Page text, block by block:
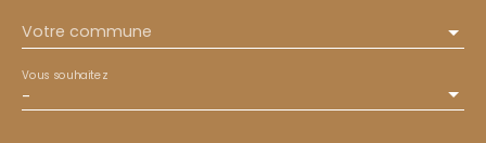
Votre commune
-
Vous souhaitez